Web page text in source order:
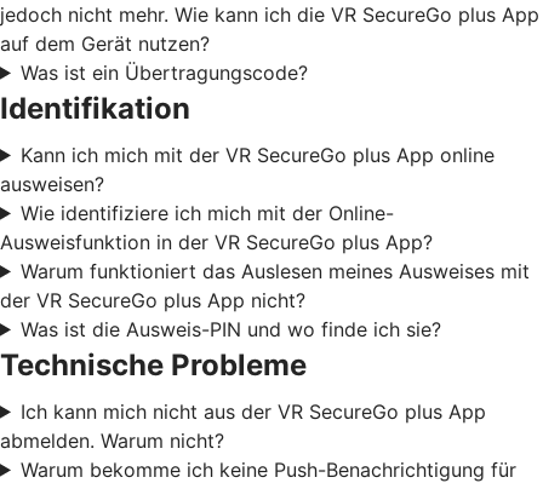
jedoch nicht mehr. Wie kann ich die VR SecureGo plus App
auf dem Gerät nutzen?
Was ist ein Übertragungscode?
Identifikation
Kann ich mich mit der VR SecureGo plus App online
ausweisen?
Wie identifiziere ich mich mit der Online-
Ausweisfunktion in der VR SecureGo plus App?
Warum funktioniert das Auslesen meines Ausweises mit
der VR SecureGo plus App nicht?
Was ist die Ausweis-PIN und wo finde ich sie?
Technische Probleme
Ich kann mich nicht aus der VR SecureGo plus App
abmelden. Warum nicht?
Warum bekomme ich keine Push-Benachrichtigung für